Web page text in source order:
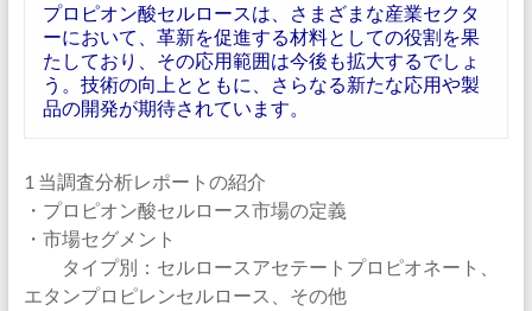
プロピオン酸セルロースは、さまざまな産業セクタ
ーにおいて、革新を促進する材料としての役割を果
たしており、その応用範囲は今後も拡大するでしょ
う。技術の向上とともに、さらなる新たな応用や製
品の開発が期待されています。
1 当調査分析レポートの紹介
・プロピオン酸セルロース市場の定義
・市場セグメント
タイプ別：セルロースアセテートプロピオネート、
エタンプロピレンセルロース、その他